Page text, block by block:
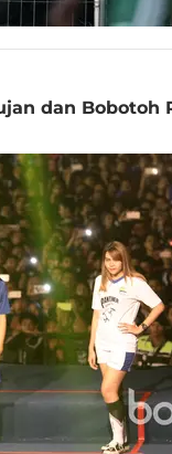
dan Bobotoh